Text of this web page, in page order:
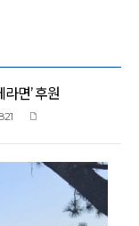
면’ 후원